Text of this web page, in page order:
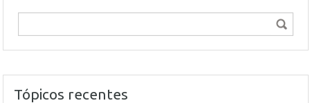
Tópicos recentes